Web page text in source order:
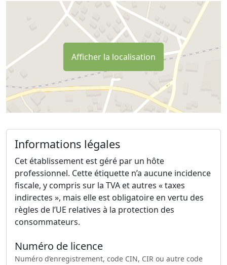
Afficher la localisation
Informations légales
Cet établissement est géré par un hôte
professionnel. Cette étiquette n’a aucune incidence
fiscale, y compris sur la TVA et autres « taxes
indirectes », mais elle est obligatoire en vertu des
règles de l’UE relatives à la protection des
consommateurs.
Numéro de licence
Numéro d’enregistrement, code CIN, CIR ou autre code